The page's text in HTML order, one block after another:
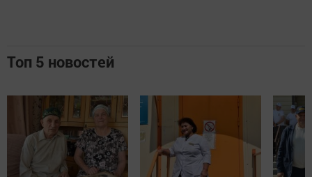
Топ 5 новостей